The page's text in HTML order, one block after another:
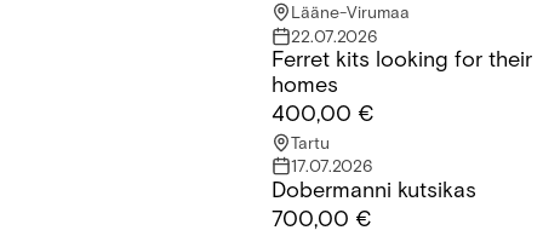
Lääne-Virumaa
22.07.2026
Ferret kits looking for their homesFerret kits looking for their
homes
400,00 €
Tartu
17.07.2026
Dobermanni kutsikas
700,00 €